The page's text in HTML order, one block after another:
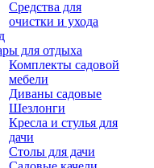
Средства для
очистки и ухода
для отдыха
Комплекты садовой
мебели
Диваны садовые
Шезлонги
Кресла и стулья для
дачи
Столы для дачи